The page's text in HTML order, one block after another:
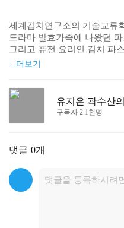
세계김치연구소의 기술교류
드라마 발효가족에 나왔던
그리고 퓨전 요리인 김치 파
니다.
...더보기
유지은 곽수산
구독자 2.1천명
댓글 0개